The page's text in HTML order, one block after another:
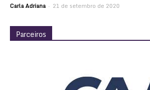
Carla Adriana - 21 de setembro de 2020
Parceiros